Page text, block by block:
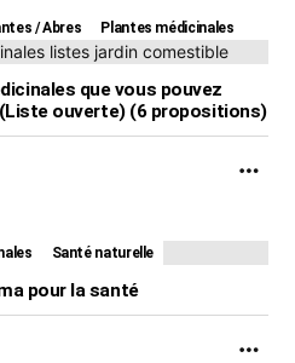
/ Abres
Plantes médicinales
que vous pouvez
ouverte) (6 propositions)
Santé naturelle
pour la santé